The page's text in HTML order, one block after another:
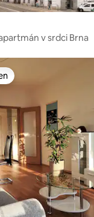
v srdci Brna